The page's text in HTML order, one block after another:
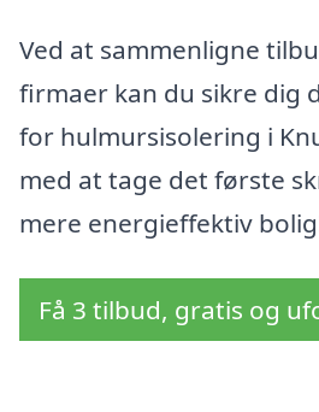
Ved at sammenligne
firmaer kan du sikre dig
for hulmursisolering i
med at tage det første
mere energieffektiv
Få 3 tilbud, gratis og